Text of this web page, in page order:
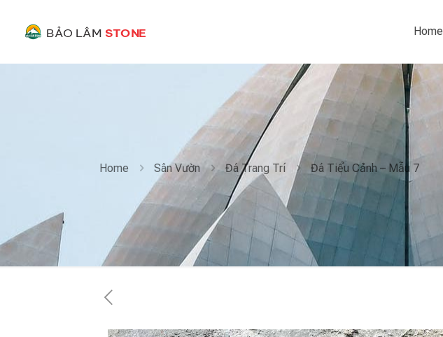
Home
Home Sân Vườn Đá Trang Trí Đá Tiểu Cảnh – Mẫu 7